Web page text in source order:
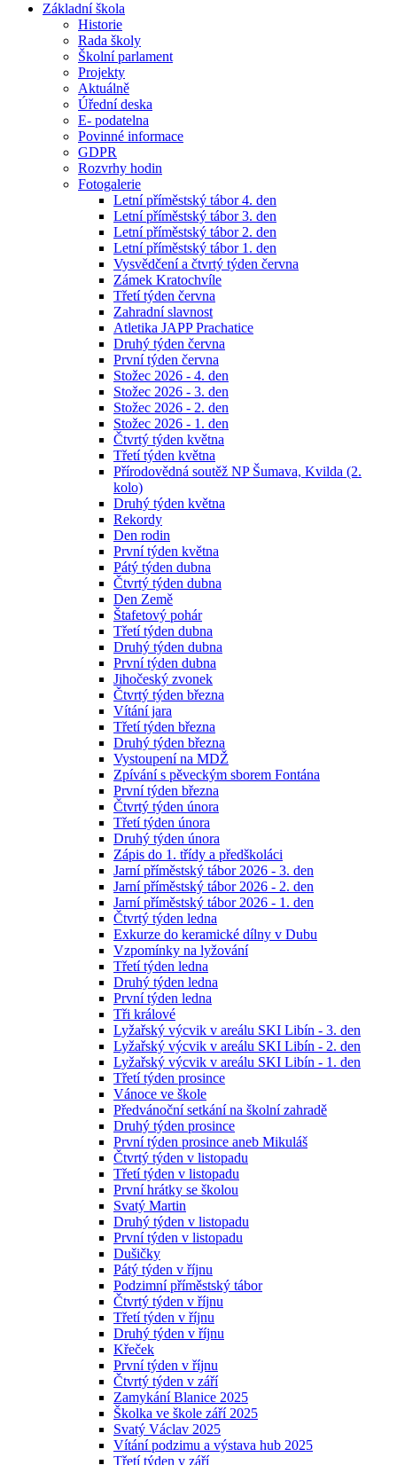
Základní škola
Historie
Rada školy
Školní parlament
Projekty
Aktuálně
Úřední deska
E- podatelna
Povinné informace
GDPR
Rozvrhy hodin
Fotogalerie
Letní příměstský tábor 4. den
Letní příměstský tábor 3. den
Letní příměstský tábor 2. den
Letní příměstský tábor 1. den
Vysvědčení a čtvrtý týden června
Zámek Kratochvíle
Třetí týden června
Zahradní slavnost
Atletika JAPP Prachatice
Druhý týden června
První týden června
Stožec 2026 - 4. den
Stožec 2026 - 3. den
Stožec 2026 - 2. den
Stožec 2026 - 1. den
Čtvrtý týden května
Třetí týden května
Přírodovědná soutěž NP Šumava, Kvilda (2.
kolo)
Druhý týden května
Rekordy
Den rodin
První týden května
Pátý týden dubna
Čtvrtý týden dubna
Den Země
Štafetový pohár
Třetí týden dubna
Druhý týden dubna
První týden dubna
Jihočeský zvonek
Čtvrtý týden března
Vítání jara
Třetí týden března
Druhý týden března
Vystoupení na MDŽ
Zpívání s pěveckým sborem Fontána
První týden března
Čtvrtý týden února
Třetí týden února
Druhý týden února
Zápis do 1. třídy a předškoláci
Jarní příměstský tábor 2026 - 3. den
Jarní příměstský tábor 2026 - 2. den
Jarní příměstský tábor 2026 - 1. den
Čtvrtý týden ledna
Exkurze do keramické dílny v Dubu
Vzpomínky na lyžování
Třetí týden ledna
Druhý týden ledna
První týden ledna
Tři králové
Lyžařský výcvik v areálu SKI Libín - 3. den
Lyžařský výcvik v areálu SKI Libín - 2. den
Lyžařský výcvik v areálu SKI Libín - 1. den
Třetí týden prosince
Vánoce ve škole
Předvánoční setkání na školní zahradě
Druhý týden prosince
První týden prosince aneb Mikuláš
Čtvrtý týden v listopadu
Třetí týden v listopadu
První hrátky se školou
Svatý Martin
Druhý týden v listopadu
První týden v listopadu
Dušičky
Pátý týden v říjnu
Podzimní příměstský tábor
Čtvrtý týden v říjnu
Třetí týden v říjnu
Druhý týden v říjnu
Křeček
První týden v říjnu
Čtvrtý týden v září
Zamykání Blanice 2025
Školka ve škole září 2025
Svatý Václav 2025
Vítání podzimu a výstava hub 2025
Třetí týden v září